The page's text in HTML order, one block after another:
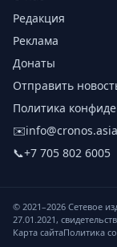
Редакция
Реклама
Донаты
Отправить
Политика
✉️info@cronos.asia
📞+7 705 802 6005
© 2021–2026 Сетевое
27.01.2021,
Карта сайтаПолитика